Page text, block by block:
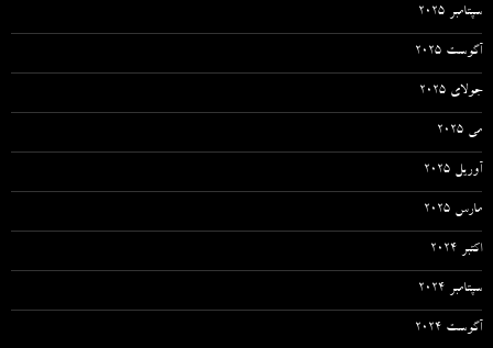
سپتامبر 2025
آگوست 2025
جولای 2025
می 2025
آوریل 2025
مارس 2025
اکتبر 2024
سپتامبر 2024
آگوست 2024